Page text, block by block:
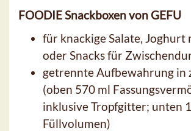
FOODIE Snackboxen von GEFU
für knackige Salate, Joghurt
oder Snacks für
getrennte Aufbewahrung in
(oben 570 ml
inklusive Tropfgitter; unten
Füllvolumen)